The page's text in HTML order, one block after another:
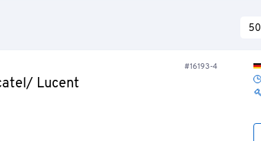
50
#16193-4
Lucent